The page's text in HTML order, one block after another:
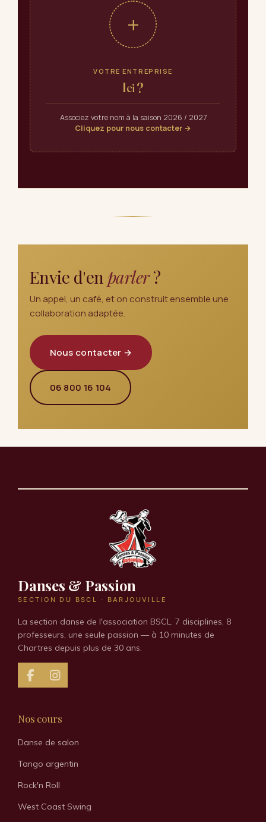
+
VOTRE ENTREPRISE
Ici ?
Associez votre nom à la saison 2026 / 2027
Cliquez pour nous contacter →
Envie d'en parler?
Un appel, un café, et on construit ensemble une
collaboration adaptée.
Nous contacter →
06 800 16 104
Danses & Passion
SECTION DU BSCL · BARJOUVILLE
La section danse de l'association BSCL. 7 disciplines, 8
professeurs, une seule passion — à 10 minutes de
Chartres depuis plus de 30 ans.
F
a
b
o
I
n
a
r
m
Nos cours
Danse de salon
Tango argentin
Rock'n Roll
West Coast Swing